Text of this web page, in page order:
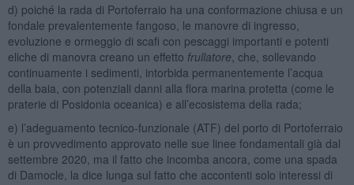
d) poiché la rada di Portoferraio ha una conformazione chiusa e un
fondale prevalentemente fangoso, le manovre di ingresso,
evoluzione e ormeggio di scafi con pescaggi importanti e potenti
eliche di manovra creano un effetto frullatore , che, sollevando
continuamente i sedimenti, intorbida permanentemente l’acqua
della baia, con potenziali danni alla flora marina protetta (come le
praterie di Posidonia oceanica) e all’ecosistema della rada;
e) l’adeguamento tecnico-funzionale (ATF) del porto di Portoferraio
è un provvedimento approvato nelle sue linee fondamentali già dal
settembre 2020, ma il fatto che incomba ancora, come una spada
di Damocle, la dice lunga sul fatto che accontenti solo interessi di